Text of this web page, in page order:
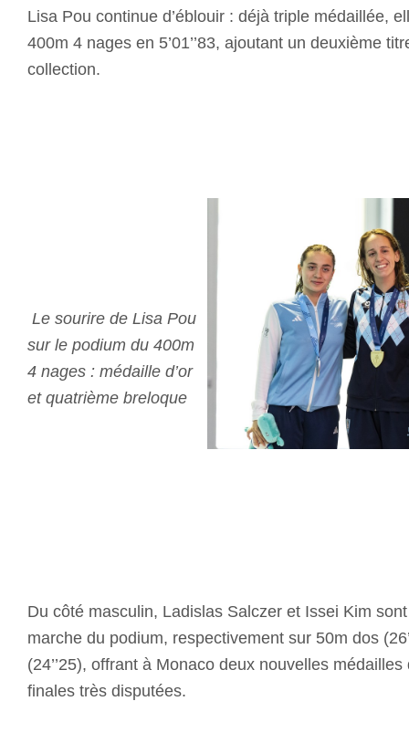
Lisa Pou continue d’éblouir : déjà triple médaillée,
400m 4 nages en 5’01’’83, ajoutant un deuxième
collection.
Le sourire de Lisa Pou
sur le podium du 400m
4 nages : médaille d’or
et quatrième breloque
Du côté masculin, Ladislas Salczer et Issei Kim
marche du podium, respectivement sur 50m dos
(24’’25), offrant à Monaco deux nouvelles
finales très disputées.